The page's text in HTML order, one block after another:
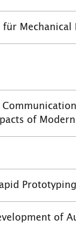
of
Prototyping
of